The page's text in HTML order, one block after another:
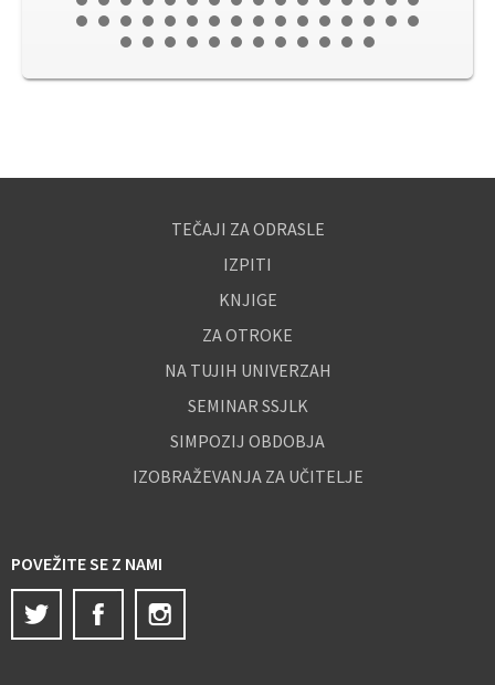
TEČAJI ZA ODRASLE
IZPITI
KNJIGE
ZA OTROKE
NA TUJIH UNIVERZAH
SEMINAR SSJLK
SIMPOZIJ OBDOBJA
IZOBRAŽEVANJA ZA UČITELJE
POVEŽITE SE Z NAMI
Twitter
Facebook